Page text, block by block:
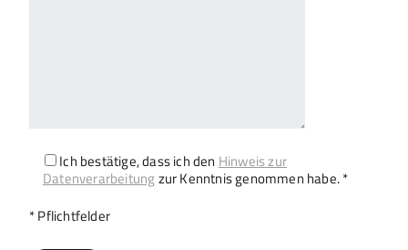
Ich bestätige, dass ich den Hinweis zur
Datenverarbeitung zur Kenntnis genommen habe. *
Bitte lasse dieses Feld leer.
* Pflichtfelder